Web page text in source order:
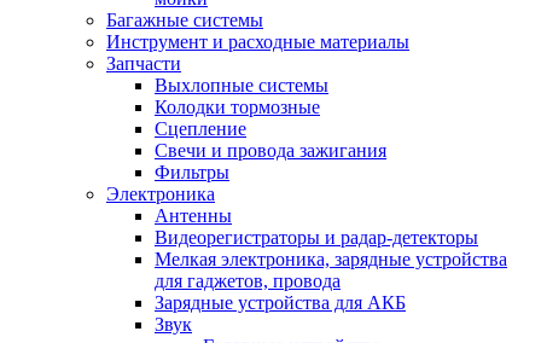
Багажные системы
Инструмент и расходные материалы
Запчасти
Выхлопные системы
Колодки тормозные
Сцепление
Свечи и провода зажигания
Фильтры
Электроника
Антенны
Видеорегистраторы и радар-детекторы
Мелкая электроника, зарядные устройства
для гаджетов, провода
Зарядные устройства для АКБ
Звук